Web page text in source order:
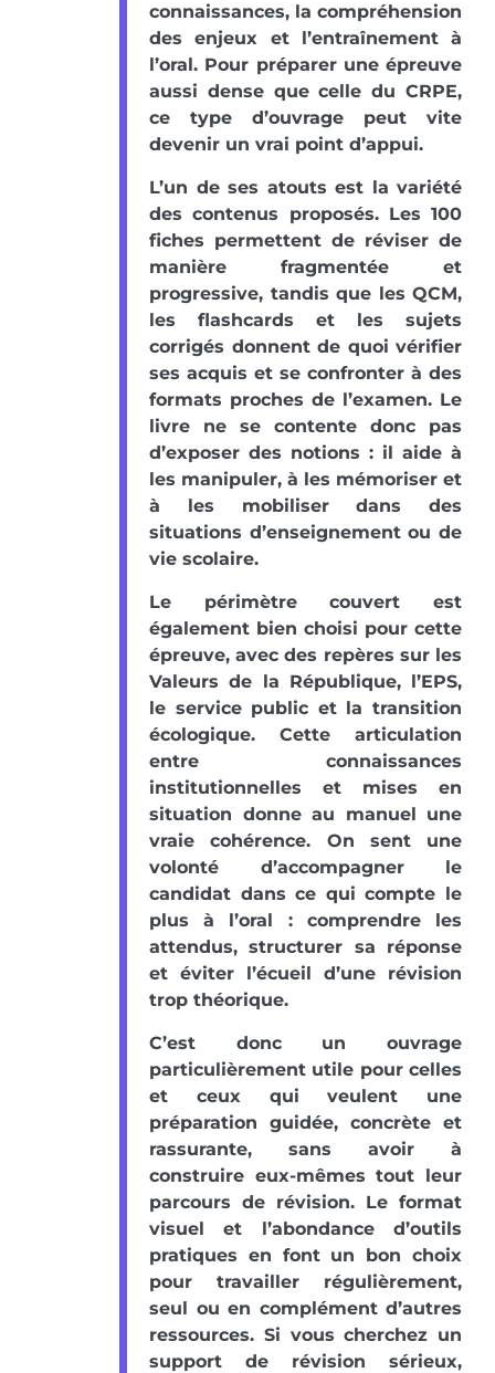
connaissances, la compréhension
des enjeux et l’entraînement à
l’oral. Pour préparer une épreuve
aussi dense que celle du CRPE,
ce type d’ouvrage peut vite
devenir un vrai point d’appui.
L’un de ses atouts est la variété
des contenus proposés. Les 100
fiches permettent de réviser de
manière fragmentée et
progressive, tandis que les QCM,
les flashcards et les sujets
corrigés donnent de quoi vérifier
ses acquis et se confronter à des
formats proches de l’examen. Le
livre ne se contente donc pas
d’exposer des notions : il aide à
les manipuler, à les mémoriser et
à les mobiliser dans des
situations d’enseignement ou de
vie scolaire.
Le périmètre couvert est
également bien choisi pour cette
épreuve, avec des repères sur les
Valeurs de la République, l’EPS,
le service public et la transition
écologique. Cette articulation
entre connaissances
institutionnelles et mises en
situation donne au manuel une
vraie cohérence. On sent une
volonté d’accompagner le
candidat dans ce qui compte le
plus à l’oral : comprendre les
attendus, structurer sa réponse
et éviter l’écueil d’une révision
trop théorique.
C’est donc un ouvrage
particulièrement utile pour celles
et ceux qui veulent une
préparation guidée, concrète et
rassurante, sans avoir à
construire eux-mêmes tout leur
parcours de révision. Le format
visuel et l’abondance d’outils
pratiques en font un bon choix
pour travailler régulièrement,
seul ou en complément d’autres
ressources. Si vous cherchez un
support de révision sérieux,